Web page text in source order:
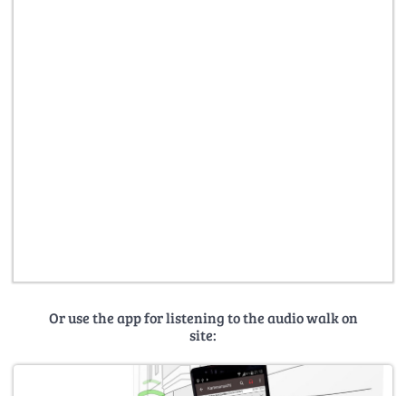
Or use the app for listening to the audio walk on
site: